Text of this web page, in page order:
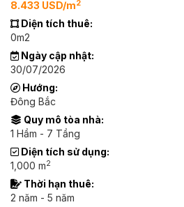
8.433 USD/m2
Diện tích thuê:
0m2
Ngày cập nhật:
30/07/2026
Hướng:
Đông Bắc
Quy mô tòa nhà:
1 Hầm - 7 Tầng
Diện tích sử dụng:
1,000 m2
Thời hạn thuê:
2 năm - 5 năm